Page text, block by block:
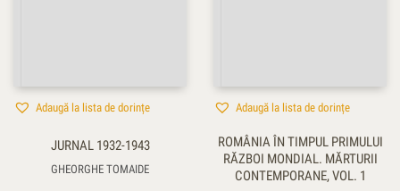
Adaugă la lista de dorințe
JURNAL 1932-1943
GHEORGHE TOMAIDE
Adaugă la lista de dorințe
ROMÂNIA ÎN TIMPUL PRIMULUI
RĂZBOI MONDIAL. MĂRTURII
CONTEMPORANE, VOL. 1